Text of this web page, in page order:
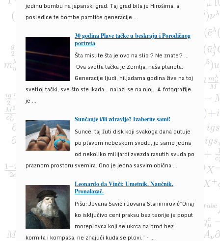
jedinu bombu na japanski grad. Taj grad bila je Hirošima, a
posledice te bombe pamtiće generacije ...
30 godina Plave tačke u beskraju i Porodičnog
portreta
Šta mislite šta je ovo na slici? Ne znate? …
Ova svetla tačka je Zemlja, naša planeta.
Generacije ljudi, hiljadama godina žive na toj
svetloj tački, sve što ste ikada… nalazi se na njoj…A fotografije
je ...
Sunčanje i/ili zdravlje? Izaberite sami!
Sunce, taj žuti disk koji svakoga dana putuje
po plavom nebeskom svodu, je samo jedna
od nekoliko milijardi zvezda rasutih svuda po
praznom prostoru svemira. Ono je jedna sasvim obična ...
Leonardo da Vinči: Umetnik. Naučnik.
Pronalazač.
Pišu: Jovana Savić i Jovana Stanimirović“Onaj
ko isključivo ceni praksu bez teorije je poput
moreplovca koji se ukrca na brod bez
kormila i kompasa, ne znajući kuda se plovi.” - ...